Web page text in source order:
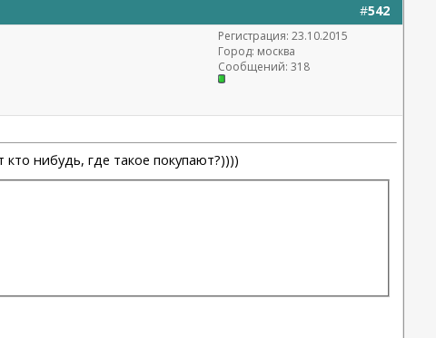
#542
Регистрация: 23.10.2015
Город: москва
Сообщений: 318
нибудь, где такое покупают?))))